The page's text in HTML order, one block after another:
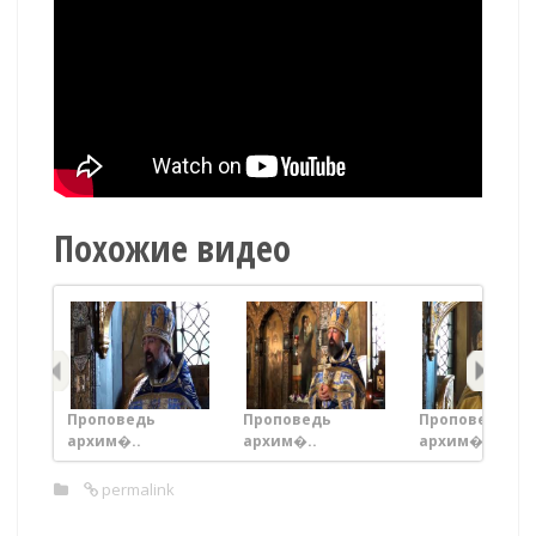
Похожие видео
Проповедь
архим�..
Проповедь
архим�..
Проповедь
архим�..
permalink